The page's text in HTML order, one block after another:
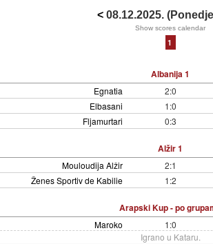
< 08.12.2025.
Show scores calendar
1
Albanija 1
Egnatia 2:0
Elbasani
1:0
Fljamurtari
0:3
Alžir 1
Mouloudija Alžir 2:1
Ženes Sportiv de Kabilie
1:2
Arapski Kup - po
Maroko 1:0
Igrano u Kataru.